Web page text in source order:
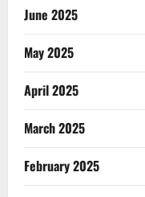
June 2025
May 2025
April 2025
March 2025
February 2025